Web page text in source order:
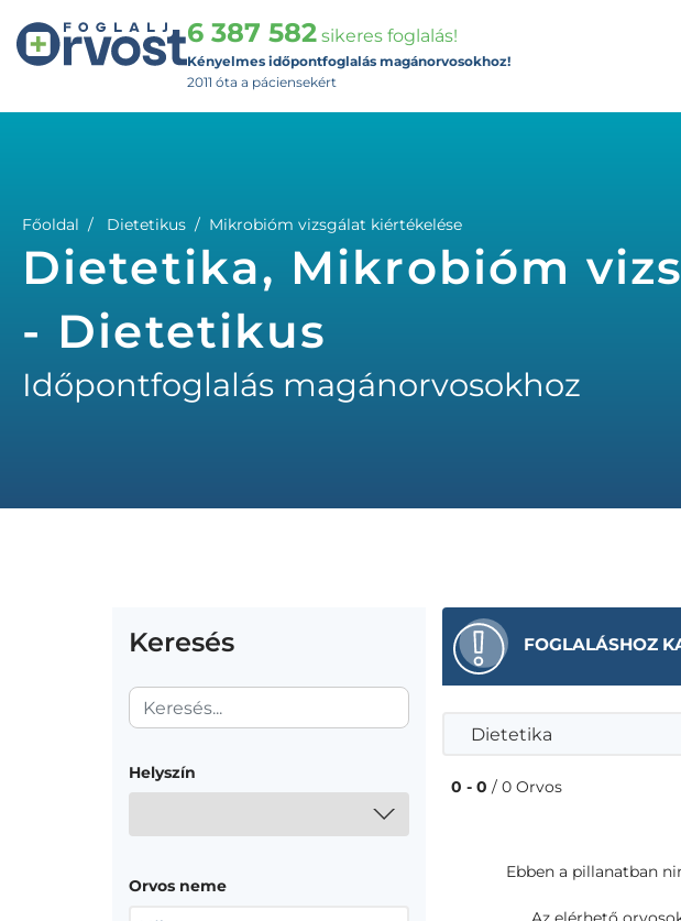
6 387 582 sikeres foglalás!
Kényelmes időpontfoglalás magánorvosokhoz!
2011 óta a páciensekért
Főoldal Dietetikus Mikrobióm vizsgálat kiértékelése
Dietetika, Mikrobióm
- Dietetikus
Időpontfoglalás magánorvosokhoz
Keresés
Helyszín
Orvos neme
FOGLALÁSHOZ
Dietetika
0 - 0 / 0 Orvos
Ebben a pillanatban